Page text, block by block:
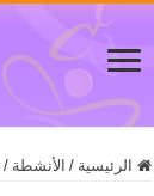
الرئيسية /
/